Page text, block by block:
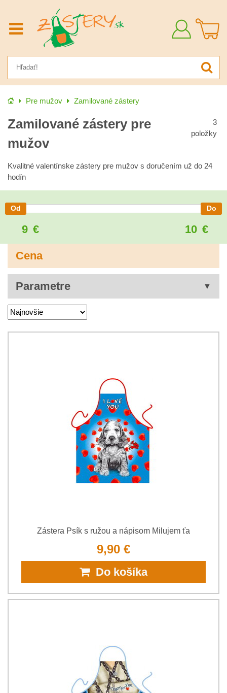
Prihlásiť
Úvod Pre mužov Zamilované zástery
Zamilované zástery pre
mužov
3
položky
Kvalitné valentínske zástery pre mužov s doručením už do 24
hodín
9 € 10 €
Cena
Parametre
Zástera Psík s ružou a nápisom Milujem ťa
9,90 €
Do košíka